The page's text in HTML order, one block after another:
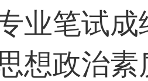
业笔试成
想政治